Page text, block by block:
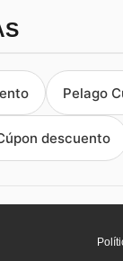
Pelago
descuento